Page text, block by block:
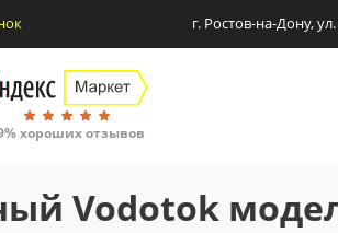
г. Ростов-на-Дону,
хороших отзывов
Vodotok